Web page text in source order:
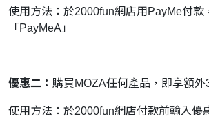
使用方法：於2000fun網店用PayMe付款
「PayMeA」
優惠二： 購買MOZA任何產品，即享額外
使用方法：於2000fun網店付款前輸入優